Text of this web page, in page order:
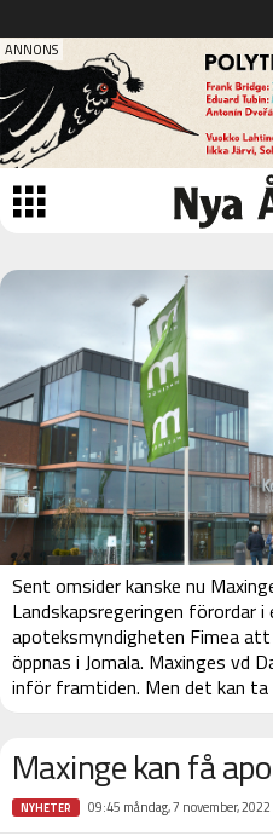
Sent omsider kanske nu
Landskapsregeringen förordar
apoteksmyndigheten Fimea
öppnas i Jomala. Maxinges vd
inför framtiden. Men det kan ta
Maxinge kan få
NYHETER 09:45 måndag, 7 november, 2022